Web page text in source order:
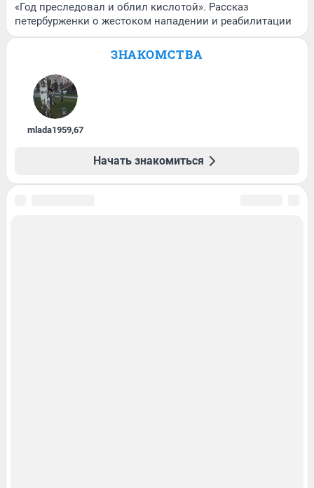
«Год преследовал и облил кислотой». Рассказ
петербурженки о жестоком нападении и реабилитации
ЗНАКОМСТВА
mlada1959,67
Начать знакомиться